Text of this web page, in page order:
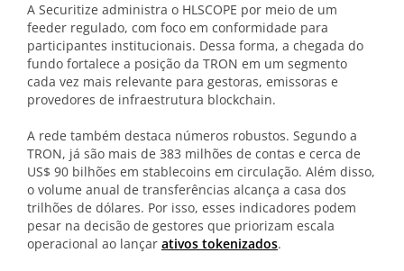
A Securitize administra o HLSCOPE por meio de um
feeder regulado, com foco em conformidade para
participantes institucionais. Dessa forma, a chegada do
fundo fortalece a posição da TRON em um segmento
cada vez mais relevante para gestoras, emissoras e
provedores de infraestrutura blockchain.
A rede também destaca números robustos. Segundo a
TRON, já são mais de 383 milhões de contas e cerca de
US$ 90 bilhões em stablecoins em circulação. Além disso,
o volume anual de transferências alcança a casa dos
trilhões de dólares. Por isso, esses indicadores podem
pesar na decisão de gestores que priorizam escala
operacional ao lançar ativos tokenizados.